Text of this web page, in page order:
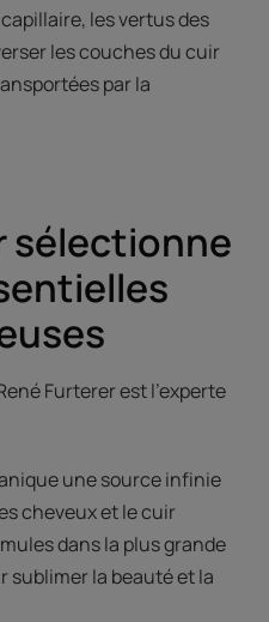
les vertus des
les couches du cuir
par la
sélectionne
Furterer est l’experte
une source infinie
cheveux et le cuir
dans la plus grande
sublimer la beauté et la